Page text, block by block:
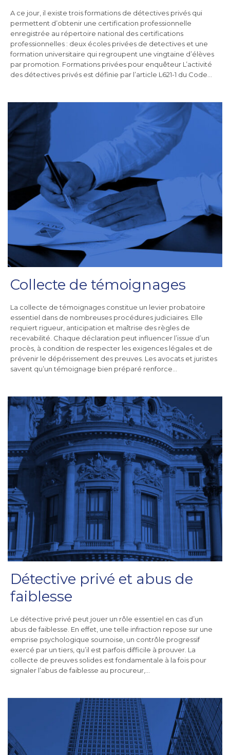
A ce jour, il existe trois formations de détectives privés qui
permettent d’obtenir une certification professionnelle
enregistrée au répertoire national des certifications
professionnelles : deux écoles privées de detectives et une
formation universitaire qui regroupent une vingtaine d’élèves
par promotion. Formations privées pour enquêteur L’activité
des détectives privés est définie par l’article L621-1 du Code…
Collecte de témoignages
La collecte de témoignages constitue un levier probatoire
essentiel dans de nombreuses procédures judiciaires. Elle
requiert rigueur, anticipation et maîtrise des règles de
recevabilité. Chaque déclaration peut influencer l’issue d’un
procès, à condition de respecter les exigences légales et de
prévenir le dépérissement des preuves. Les avocats et juristes
savent qu’un témoignage bien préparé renforce…
Détective privé et abus de
faiblesse
Le détective privé peut jouer un rôle essentiel en cas d’un
abus de faiblesse. En effet, une telle infraction repose sur une
emprise psychologique sournoise, un contrôle progressif
exercé par un tiers, qu’il est parfois difficile à prouver. La
collecte de preuves solides est fondamentale à la fois pour
signaler l’abus de faiblesse au procureur,…